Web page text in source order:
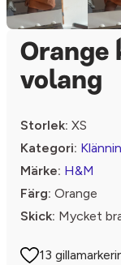
Orange
volang
Storlek: XS
Kategori:
Märke: H&M
Färg: Orange
Skick: Mycket
13